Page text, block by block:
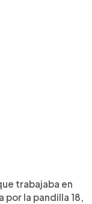
trabajaba en
por la pandilla 18,